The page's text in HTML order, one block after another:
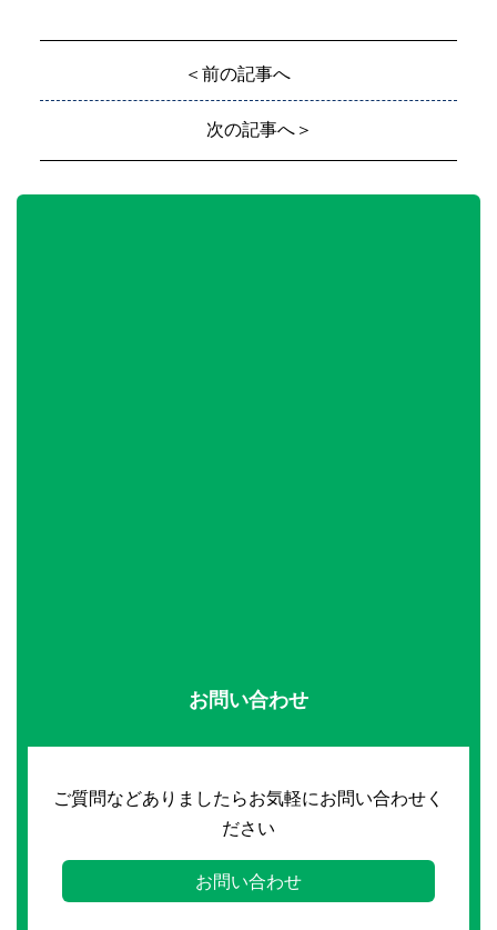
＜前の記事へ
次の記事へ＞
お問い合わせ
ご質問などありましたらお気軽にお問い合わせく
ださい
お問い合わせ